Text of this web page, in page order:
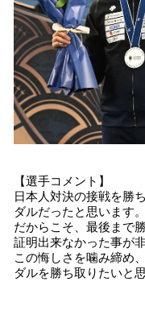
【選手コメント】
日本人対決の接戦を勝
ダルだったと思います。
だからこそ、最後まで
証明出来なかった事が
この悔しさを噛み締め
ダルを勝ち取りたいと
以